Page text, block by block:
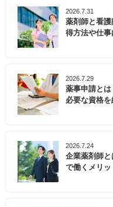
2026.7.31
薬剤師と看
得方法や仕
2026.7.29
薬事申請とは
必要な資格を
2026.7.24
企業薬剤師
で働くメリ